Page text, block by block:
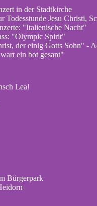
in der Stadtkirche
Todesstunde Jesu Christi,
"Italienische Nacht"
"Olympic Spirit"
der einig Gotts Sohn" -
ein bot gesant"
Lea!
Bürgerpark